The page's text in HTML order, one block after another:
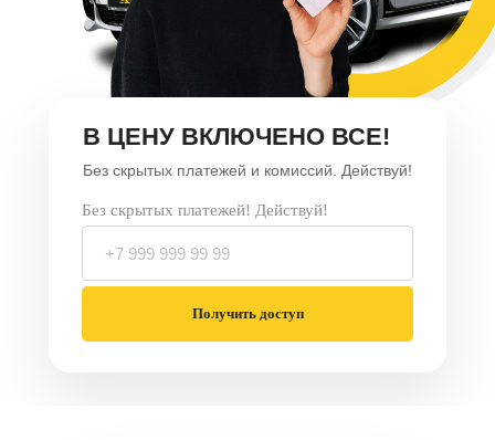
Без скрытых платежей! Действуй!
Получить доступ
В ЦЕНУ ВКЛЮЧЕНО ВСЕ!
Без скрытых платежей и комиссий. Действуй!